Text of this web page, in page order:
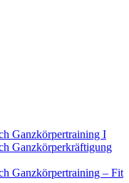
Ganzkörpertraining I
Ganzkörperkräftigung
Ganzkörpertraining – Fit